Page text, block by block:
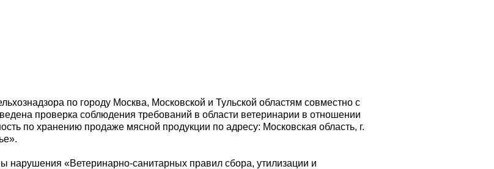
по городу Москва, Московской и Тульской областям совместно с
проверка соблюдения требований в области ветеринарии в отношении
по хранению продаже мясной продукции по адресу: Московская область, г.
нарушения «Ветеринарно-санитарных правил сбора, утилизации и